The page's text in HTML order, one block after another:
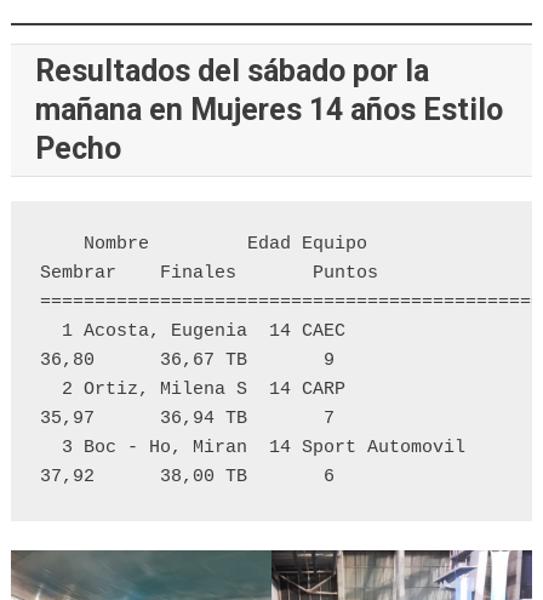
Resultados del sábado por la
mañana en Mujeres 14 años Estilo
Pecho
Sembrar    Finales       Puntos
36,80      36,67 TB       9
35,97      36,94 TB       7
37,92      38,00 TB       6